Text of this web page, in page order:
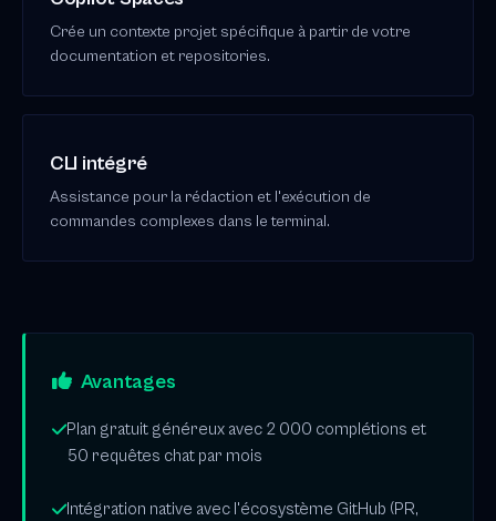
Crée un contexte projet spécifique à partir de votre
documentation et repositories.
CLI intégré
Assistance pour la rédaction et l'exécution de
commandes complexes dans le terminal.
Avantages
Plan gratuit généreux avec 2 000 complétions et
50 requêtes chat par mois
Intégration native avec l'écosystème GitHub (PR,